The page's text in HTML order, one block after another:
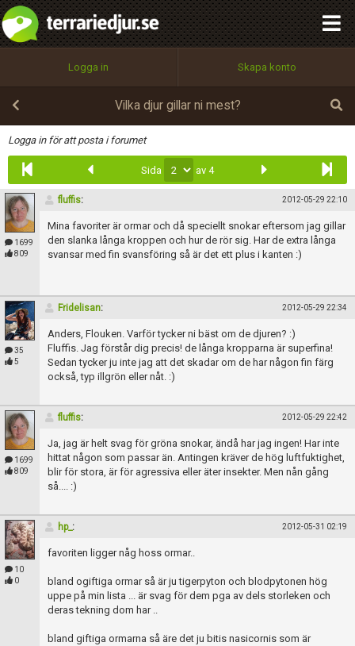
Logga in Skapa konto
Vilka djur gillar ni mest?
Logga in för att posta i forumet
Sida av 4
1699
809
fluffis: 2012-05-29 22:10
Mina favoriter är ormar och då speciellt snokar eftersom jag gillar
den slanka långa kroppen och hur de rör sig. Har de extra långa
svansar med fin svansföring så är det ett plus i kanten :)
35
5
Fridelisan: 2012-05-29 22:34
Anders, Flouken. Varför tycker ni bäst om de djuren? :)
Fluffis. Jag förstår dig precis! de långa kropparna är superfina!
Sedan tycker ju inte jag att det skadar om de har någon fin färg
också, typ illgrön eller nåt. :)
1699
809
fluffis: 2012-05-29 22:42
Ja, jag är helt svag för gröna snokar, ändå har jag ingen! Har inte
hittat någon som passar än. Antingen kräver de hög luftfuktighet,
blir för stora, är för agressiva eller äter insekter. Men nån gång
så.... :)
10
0
hp_: 2012-05-31 02:19
favoriten ligger någ hoss ormar..
bland ogiftiga ormar så är ju tigerpyton och blodpytonen hög
uppe på min lista ... är svag för dem pga av dels storleken och
deras tekning dom har ..
bland giftiga ormarna så äre det ju bitis nasicornis som är
Infoga
Utför
100%
OK
integritetspolicy
Namn:
Epost:
Användarnamn:
Lösenord:
Privacy Policy
Terms of Service
Skapa konto
Begär nytt lösenord
Tillbaka till förstasidan